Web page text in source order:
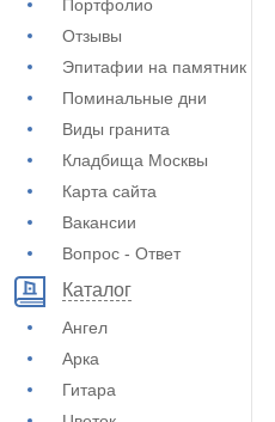
Портфолио
Отзывы
Эпитафии на памятник
Поминальные дни
Виды гранита
Кладбища Москвы
Карта сайта
Вакансии
Вопрос - Ответ
Каталог
Ангел
Арка
Гитара